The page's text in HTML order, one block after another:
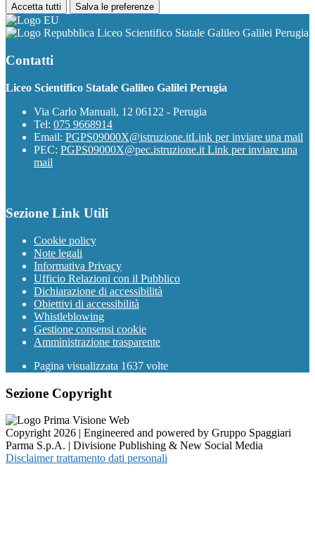
Accetta tutti Salva le preferenze
Liceo Scientifico Statale Galileo Galilei Perugia
Contatti
Liceo Scientifico Statale Galileo Galilei Perugia
Via Carlo Manuali, 12 06122 - Perugia
Tel: 075 9668914
Email: PGPS09000X@istruzione.itLink per inviare una mail
PEC: PGPS09000X@pec.istruzione.it Link per inviare una
mail
Sezione Link Utili
Cookie policy
Note legali
Informativa Privacy
Ufficio Relazioni con il Pubblico
Dichiarazione di accessibilità
Obiettivi di accessibilità
Whistleblowing
Gestione consensi cookie
Amministrazione trasparente
Pagina visualizzata 1637 volte
Sezione Copyright
Copyright 2026 | Engineered and powered by Gruppo Spaggiari
Parma S.p.A. | Divisione Publishing & New Social Media
Disclaimer trattamento dati personali